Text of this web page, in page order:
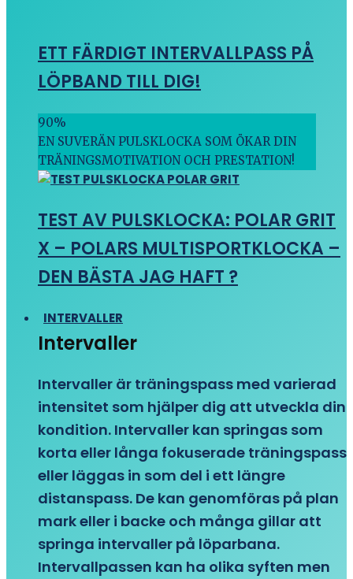
ETT FÄRDIGT INTERVALLPASS PÅ
LÖPBAND TILL DIG!
90%
EN SUVERÄN PULSKLOCKA SOM ÖKAR DIN
TRÄNINGSMOTIVATION OCH PRESTATION!
TEST AV PULSKLOCKA: POLAR GRIT
X – POLARS MULTISPORTKLOCKA –
DEN BÄSTA JAG HAFT ?
INTERVALLER
Intervaller
Intervaller är träningspass med varierad
intensitet som hjälper dig att utveckla din
kondition. Intervaller kan springas som
korta eller långa fokuserade träningspass
eller läggas in som del i ett längre
distanspass. De kan genomföras på plan
mark eller i backe och många gillar att
springa intervaller på löparbana.
Intervallpassen kan ha olika syften men